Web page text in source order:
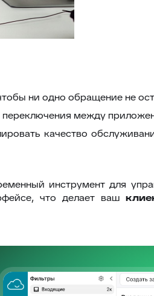
ни одно обращение не
переключения между
качество
инструмент для
что делает ваш